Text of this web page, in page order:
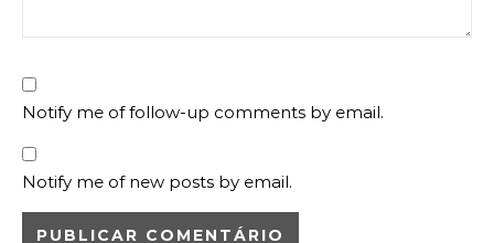
Notify me of follow-up comments by email.
Notify me of new posts by email.